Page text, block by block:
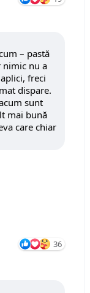
– pastă
nu a
freci
dispare.
sunt
mai bună
care chiar
36